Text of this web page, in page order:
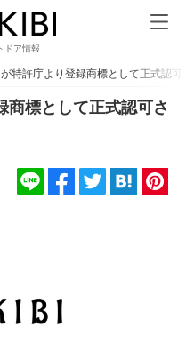
ドア情報
が特許庁より登録商標として正式認
商標として正式認可さ